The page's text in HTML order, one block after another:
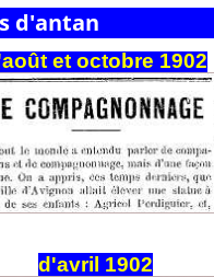
d'antan
et octobre 1902
d'avril 1902